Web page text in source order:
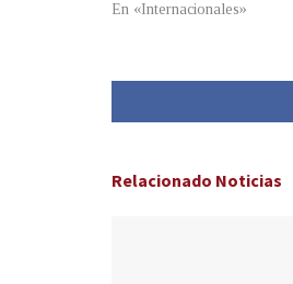
En «Internacionales»
Relacionado Noticias